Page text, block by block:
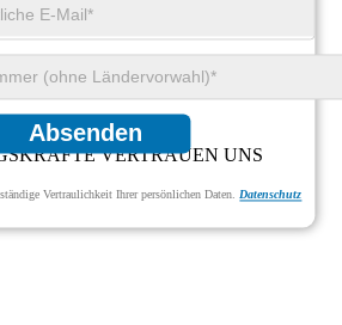
Muster herunterladen
VERTRAUEN UNS
Absenden
Vertraulichkeit Ihrer persönlichen Daten. Datenschutz